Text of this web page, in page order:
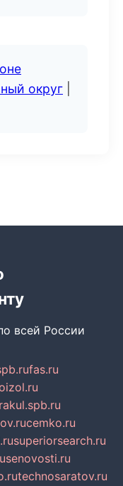
округ
всей России
fas.ru
cemko.ru
superiorsearch.ru
senovosti.ru
technosaratov.ru